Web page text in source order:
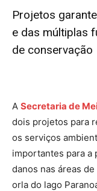
Projetos
e das múltiplas
de conservação
A Secretaria de
dois projetos para
os serviços
importantes para a
danos nas áreas
orla do lago